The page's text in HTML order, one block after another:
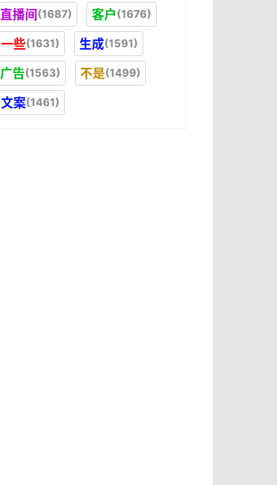
直播间(1687) 客户(1676)
一些(1631) 生成(1591)
广告(1563) 不是(1499)
文案(1461)